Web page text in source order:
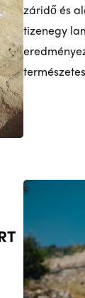
záridő és
tizenegy